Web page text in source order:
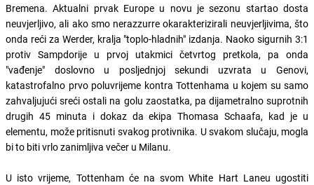
Bremena. Aktualni prvak Europe u novu je sezonu startao dosta
neuvjerljivo, ali ako smo nerazzurre okarakterizirali neuvjerljivima, što
onda reći za Werder, kralja "toplo-hladnih" izdanja. Naoko sigurnih 3:1
protiv Sampdorije u prvoj utakmici četvrtog pretkola, pa onda
"vađenje" doslovno u posljednjoj sekundi uzvrata u Genovi,
katastrofalno prvo poluvrijeme kontra Tottenhama u kojem su samo
zahvaljujući sreći ostali na golu zaostatka, pa dijametralno suprotnih
drugih 45 minuta i dokaz da ekipa Thomasa Schaafa, kad je u
elementu, može pritisnuti svakog protivnika. U svakom slučaju, mogla
bi to biti vrlo zanimljiva večer u Milanu.
U isto vrijeme, Tottenham će na svom White Hart Laneu ugostiti